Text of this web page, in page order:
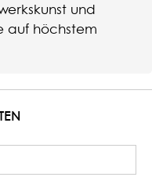
und
auf höchstem